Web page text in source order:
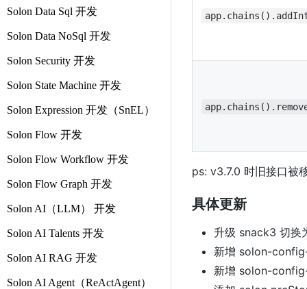
Solon Data Sql 开发
Solon Data NoSql 开发
Solon Security 开发
Solon State Machine 开发
Solon Expression 开发（SnEL）
Solon Flow 开发
Solon Flow Workflow 开发
Solon Flow Graph 开发
Solon AI（LLM） 开发
Solon AI Talents 开发
Solon AI RAG 开发
Solon AI Agent（ReActAgent）
ps: v3.7.0 时旧接口被
具体更新
升级 snack3 切换
新增 solon-
新增 solon-